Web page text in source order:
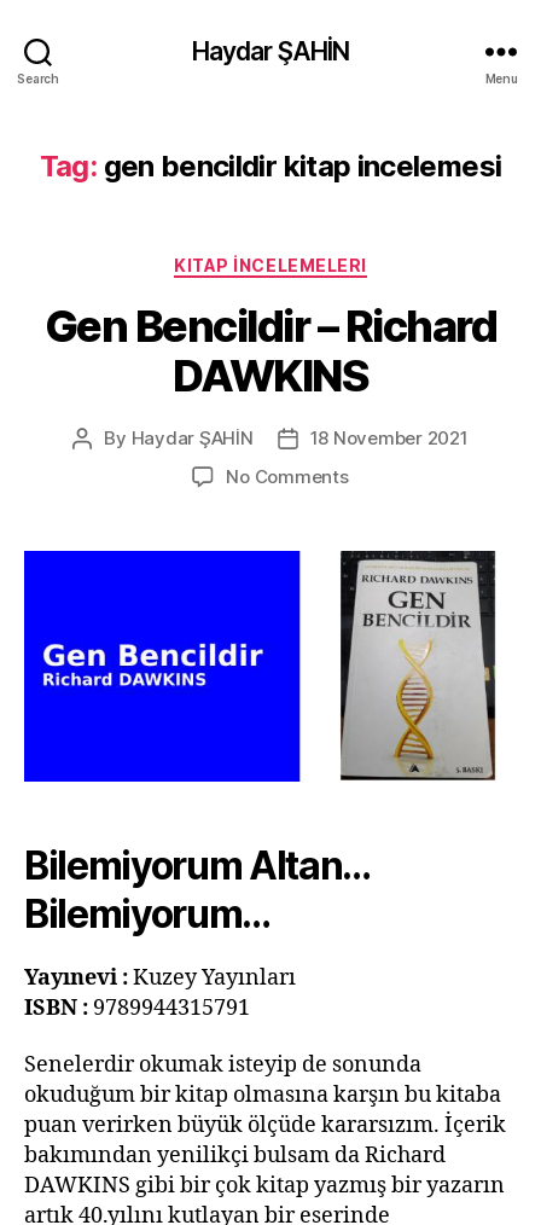
Search
Haydar ŞAHİN
Menu
Tag: gen bencildir kitap incelemesi
Categories
KITAP İNCELEMELERI
Gen Bencildir – Richard
DAWKINS
Post
By Haydar ŞAHİN
Post18 November 2021
No Commentson
–
Richard
DAWKINS
Bilemiyorum Altan…
Bilemiyorum…
Yayınevi :Kuzey Yayınları
ISBN : 9789944315791
Senelerdir okumak isteyip de sonunda
okuduğum bir kitap olmasına karşın bu kitaba
puan verirken büyük ölçüde kararsızım. İçerik
bakımından yenilikçi bulsam da Richard
DAWKINS gibi bir çok kitap yazmış bir yazarın
artık 40.yılını kutlayan bir eserinde